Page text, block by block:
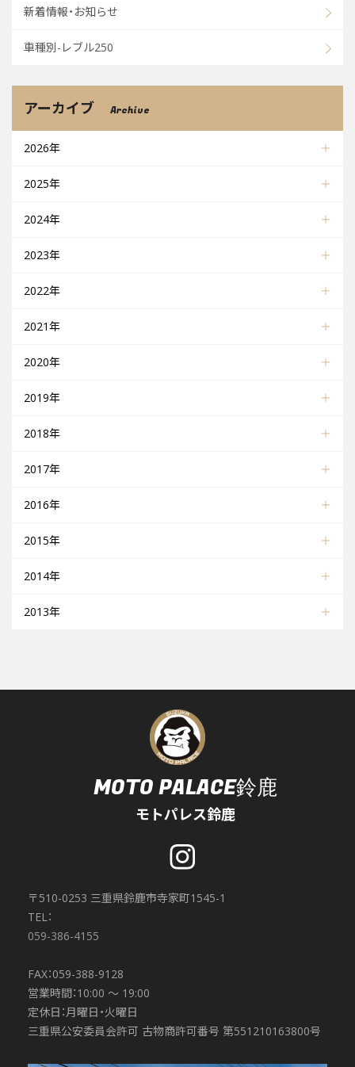
新着情報・お知らせ
車種別-レブル250
アーカイブ Archive
2026年
2025年
2024年
2023年
2022年
2021年
2020年
2019年
2018年
2017年
2016年
2015年
2014年
2013年
MOTO PALACE鈴鹿
モトパレス鈴鹿
〒510-0253 三重県鈴鹿市寺家町1545-1
TEL：
059-386-4155
FAX：059-388-9128
営業時間：10:00 〜 19:00
定休日：月曜日・火曜日
三重県公安委員会許可 古物商許可番号 第551210163800号